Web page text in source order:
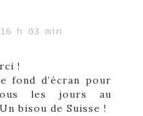
h 03 min
!
fond d’écran pour
tous les jours au
bisou de Suisse !